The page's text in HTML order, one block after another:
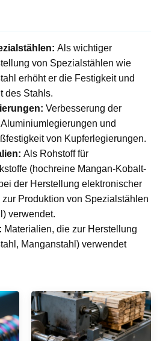
Als wichtiger
von Spezialstählen wie
erhöht er die Festigkeit und
des Stahls.
Verbesserung der
und
von Kupferlegierungen.
Als Rohstoff für
(hochreine Mangan-Kobalt-
der Herstellung elektronischer
Produktion von Spezialstählen
verwendet.
Materialien, die zur Herstellung
Manganstahl) verwendet